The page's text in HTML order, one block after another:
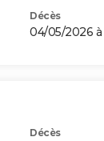
Décès
04/05/2026 à
Décès